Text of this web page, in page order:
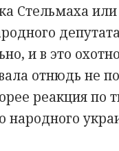
Стельмаха
и в это
отнюдь не
реакция по